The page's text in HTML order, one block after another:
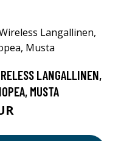
LANGALLINEN,
MUSTA